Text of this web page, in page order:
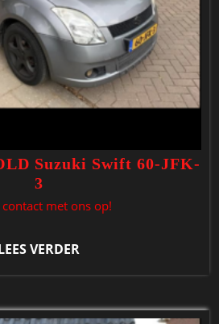
Suzuki Swift 60-JFK-
3
contact met ons op!
VERDER